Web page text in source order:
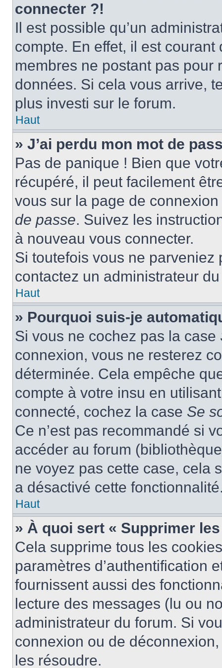
connecter ?!
Il est possible qu’un
compte. En effet, il est
membres ne postant pas
données. Si cela vous arrive,
plus investi sur le forum.
Haut
» J’ai perdu mon mot de
Pas de panique ! Bien que
récupéré, il peut facilement
vous sur la page de
de passe. Suivez les
à nouveau vous connecter.
Si toutefois vous ne
contactez un administrateur
Haut
» Pourquoi suis-je
Si vous ne cochez pas la case
connexion, vous ne resterez
déterminée. Cela empêche
compte à votre insu en
connecté, cochez la case Se
Ce n’est pas recommandé si
accéder au forum
ne voyez pas cette case, cela
a désactivé cette
Haut
» À quoi sert « Supprimer
Cela supprime tous les
paramètres d’authentification
fournissent aussi des
lecture des messages (lu ou
administrateur du forum. Si
connexion ou de
les résoudre.